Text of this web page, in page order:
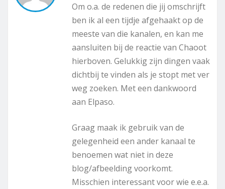
Om o.a. de redenen die jij omschrijft
ben ik al een tijdje afgehaakt op de
meeste van die kanalen, en kan me
aansluiten bij de reactie van Chaoot
hierboven. Gelukkig zijn dingen vaak
dichtbij te vinden als je stopt met ver
weg zoeken. Met een dankwoord
aan Elpaso.
Graag maak ik gebruik van de
gelegenheid een ander kanaal te
benoemen wat niet in deze
blog/afbeelding voorkomt.
Misschien interessant voor wie e.e.a.